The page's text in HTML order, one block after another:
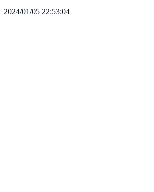
2024/01/05 22:53:04